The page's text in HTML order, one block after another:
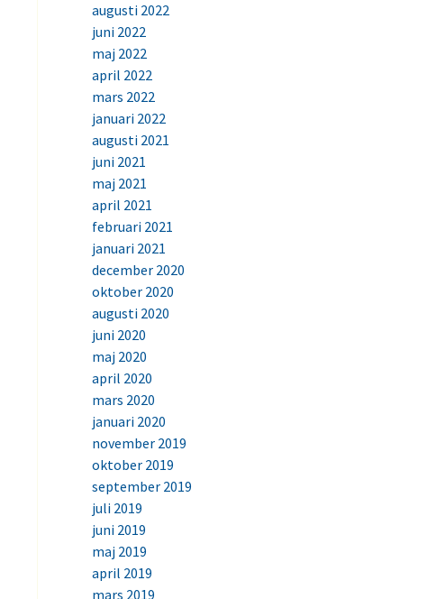
augusti 2022
juni 2022
maj 2022
april 2022
mars 2022
januari 2022
augusti 2021
juni 2021
maj 2021
april 2021
februari 2021
januari 2021
december 2020
oktober 2020
augusti 2020
juni 2020
maj 2020
april 2020
mars 2020
januari 2020
november 2019
oktober 2019
september 2019
juli 2019
juni 2019
maj 2019
april 2019
mars 2019